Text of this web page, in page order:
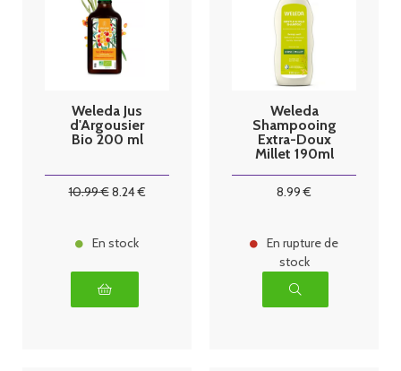
Weleda Jus
d'Argousier
Bio 200 ml
10.99€8.24€
En stock
Weleda
Shampooing
Extra-Doux
Millet 190ml
8.99 €
En rupture de
stock